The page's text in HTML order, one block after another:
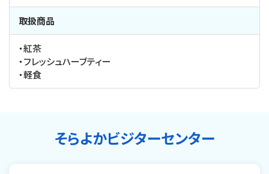
取扱商品
・紅茶
・フレッシュハーブティー
・軽食
そらよかビジターセンター